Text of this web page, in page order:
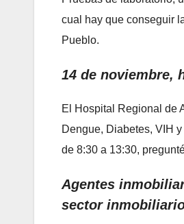
cual hay que conseguir
Pueblo.
14 de noviembre,
El Hospital Regional de
Dengue, Diabetes, VIH
de 8:30 a 13:30,
Agentes
sector